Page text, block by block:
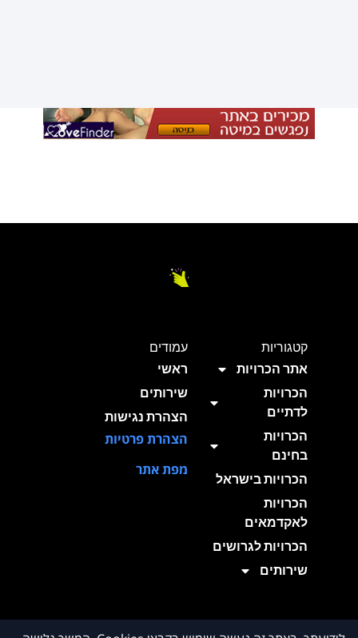
קטגוריות
אתר הכרויות
הכרויות
לדתיים
הכרויות
בחינם
הכרויות בישראל
הכרויות
לאקדמאים
הכרויות לגרושים
שירותים
עמודים
ראשי
שירותים
הצהרת נגישות
הצהרת פרטיות
מפת אתר